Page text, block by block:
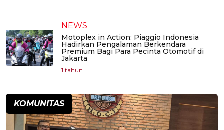
NEWS
Motoplex in Action: Piaggio Indonesia
Hadirkan Pengalaman Berkendara
Premium Bagi Para Pecinta Otomotif di
Jakarta
1 tahun
KOMUNITAS